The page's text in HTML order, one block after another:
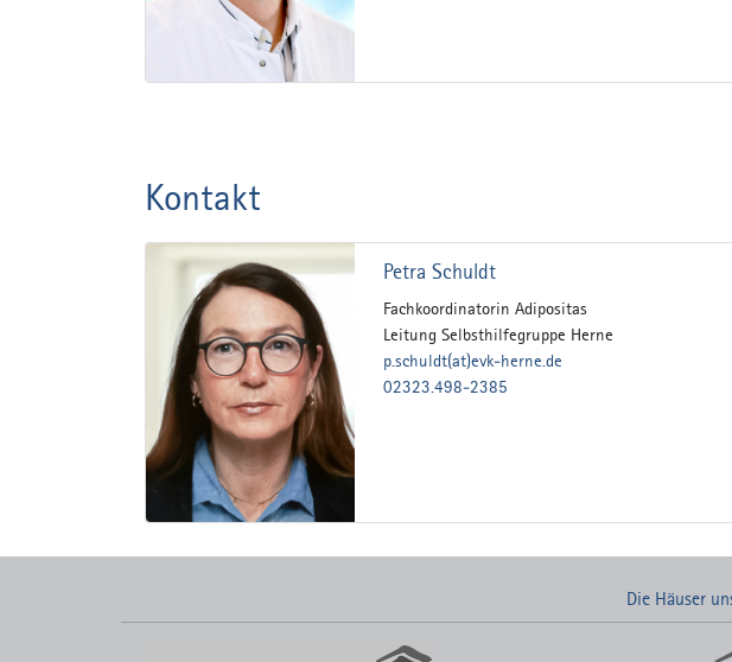
Kontakt
Petra Schuldt
Fachkoordinatorin Adipositas
Leitung Selbsthilfegruppe Herne
p.schuldt(at)evk-herne.de
02323.498-2385
Die Häuser